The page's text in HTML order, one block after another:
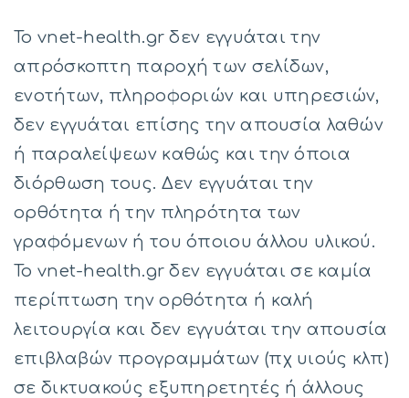
Το vnet-health.gr δεν εγγυάται την
απρόσκοπτη παροχή των σελίδων,
ενοτήτων, πληροφοριών και υπηρεσιών,
δεν εγγυάται επίσης την απουσία λαθών
ή παραλείψεων καθώς και την όποια
διόρθωση τους. Δεν εγγυάται την
ορθότητα ή την πληρότητα των
γραφόμενων ή του όποιου άλλου υλικού.
Το vnet-health.gr δεν εγγυάται σε καμία
περίπτωση την ορθότητα ή καλή
λειτουργία και δεν εγγυάται την απουσία
επιβλαβών προγραμμάτων (πχ υιούς κλπ)
σε δικτυακούς εξυπηρετητές ή άλλους